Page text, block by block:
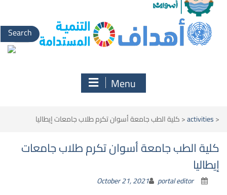
Menu
<
activities
<كلية الطب جامعة أسوان تكرم طلاب جامعات إيطاليا
كلية الطب جامعة أسوان تكرم طلاب جامعات
إيطاليا
October 21, 2021 portal editor